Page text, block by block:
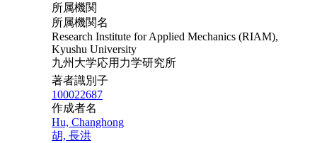
所属機関
所属機関名
Research Institute for Applied Mechanics (RIAM),
Kyushu University
九州大学応用力学研究所
著者識別子
100022687
作成者名
Hu, Changhong
胡, 長洪